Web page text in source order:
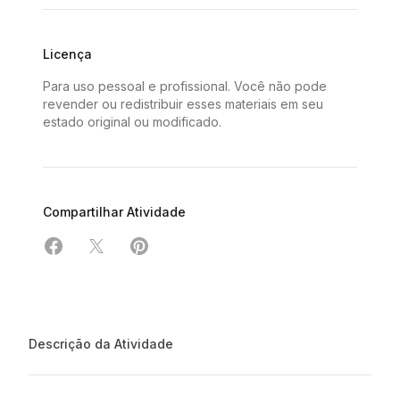
Licença
Para uso pessoal e profissional. Você não pode
revender ou redistribuir esses materiais em seu
estado original ou modificado.
Compartilhar Atividade
Compartilhar em Facebook
Compartilhar em X
Compartilhar em Pinterest
Descrição da Atividade